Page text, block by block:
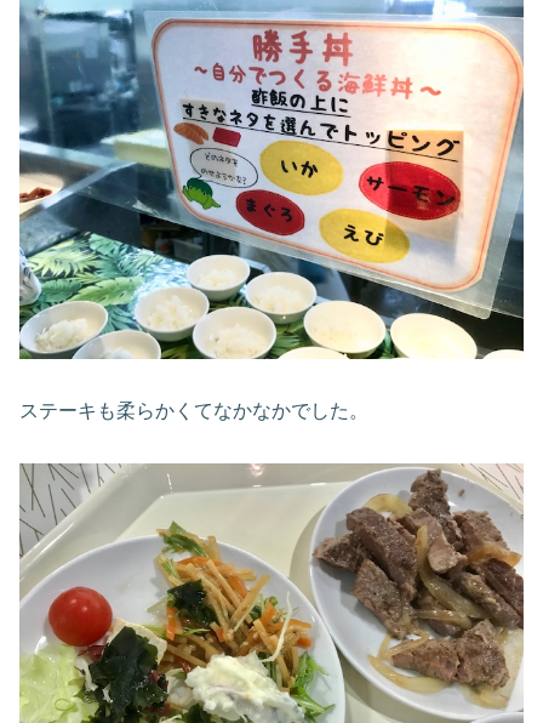
ステーキも柔らかくてなかなかでした。